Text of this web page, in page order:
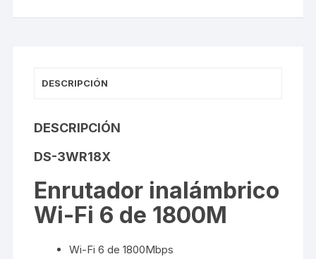
DESCRIPCIÓN
DESCRIPCIÓN
DS-3WR18X
Enrutador inalámbrico
Wi-Fi 6 de 1800M
Wi-Fi 6 de 1800Mbps